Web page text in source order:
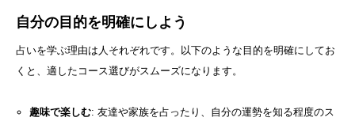
自分の目的を明確にしよう
占いを学ぶ理由は人それぞれです。以下のような目的を明確にしてお
くと、適したコース選びがスムーズになります。
趣味で楽しむ: 友達や家族を占ったり、自分の運勢を知る程度のス